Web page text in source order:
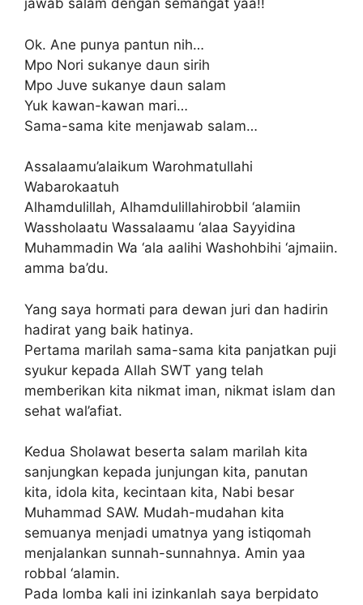
jawab salam dengan semangat yaa!!
Ok. Ane punya pantun nih…
Mpo Nori sukanye daun sirih
Mpo Juve sukanye daun salam
Yuk kawan-kawan mari…
Sama-sama kite menjawab salam…
Assalaamu’alaikum Warohmatullahi
Wabarokaatuh
Alhamdulillah, Alhamdulillahirobbil ‘alamiin
Wassholaatu Wassalaamu ‘alaa Sayyidina
Muhammadin Wa ‘ala aalihi Washohbihi ‘ajmaiin.
amma ba’du.
Yang saya hormati para dewan juri dan hadirin
hadirat yang baik hatinya.
Pertama marilah sama-sama kita panjatkan puji
syukur kepada Allah SWT yang telah
memberikan kita nikmat iman, nikmat islam dan
sehat wal’afiat.
Kedua Sholawat beserta salam marilah kita
sanjungkan kepada junjungan kita, panutan
kita, idola kita, kecintaan kita, Nabi besar
Muhammad SAW. Mudah-mudahan kita
semuanya menjadi umatnya yang istiqomah
menjalankan sunnah-sunnahnya. Amin yaa
robbal ‘alamin.
Pada lomba kali ini izinkanlah saya berpidato